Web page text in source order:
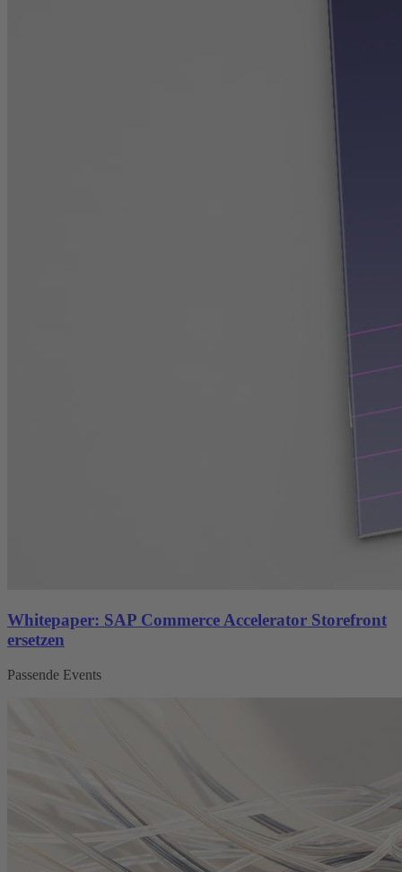
Whitepaper: SAP Commerce Accelerator Storefront
ersetzen
Passende Events